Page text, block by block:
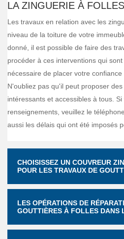
LA ZINGUERIE À
Les travaux en relation avec les
niveau de la toiture de votre
donné, il est possible de faire des
procéder à ces interventions qui
nécessaire de placer votre confiance
N'oubliez pas qu'il peut proposer
intéressants et accessibles à tous.
renseignements, veuillez le
aussi les délais qui ont été imposés
CHOISISSEZ UN COUVREUR
POUR LES TRAVAUX DE
LES OPÉRATIONS DE
GOUTTIÈRES À FOLLES DANS